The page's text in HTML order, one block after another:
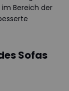
Bereich der
Sofas